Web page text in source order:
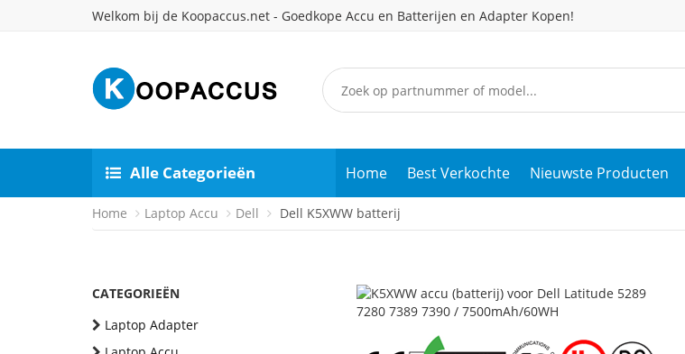
Welkom bij de Koopaccus.net - Goedkope Accu en Batterijen en Adapter Kopen!
Alle Categorieën Home Best Verkochte Nieuwste Producten
Home Laptop Accu Dell Dell K5XWW batterij
CATEGORIEËN
Laptop Adapter